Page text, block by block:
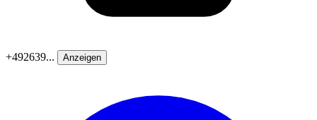
+492639... Anzeigen